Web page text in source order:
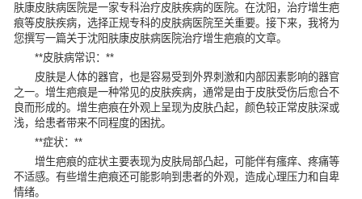
肤康皮肤病医院是一家专科治疗皮肤疾病的医院。在沈阳，治疗增生疤
痕等皮肤疾病，选择正规专科的皮肤病医院至关重要。接下来，我将为
您撰写一篇关于沈阳肤康皮肤病医院治疗增生疤痕的文章。
**皮肤病常识：**
皮肤是人体的器官，也是容易受到外界刺激和内部因素影响的器官
之一。增生疤痕是一种常见的皮肤疾病，通常是由于皮肤受伤后愈合不
良而形成的。增生疤痕在外观上呈现为皮肤凸起，颜色较正常皮肤深或
浅，给患者带来不同程度的困扰。
**症状：**
增生疤痕的症状主要表现为皮肤局部凸起，可能伴有瘙痒、疼痛等
不适感。有些增生疤痕还可能影响到患者的外观，造成心理压力和自卑
情绪。